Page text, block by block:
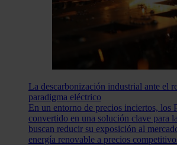
La descarbonización industrial ante el
paradigma eléctrico
En un entorno de precios inciertos, los
convertido en una solución clave para
buscan reducir su exposición al
energía renovable a precios